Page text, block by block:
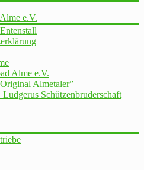
e.V.
Alme e.V.
Almetaler”
Ludgerus Schützenbruderschaft